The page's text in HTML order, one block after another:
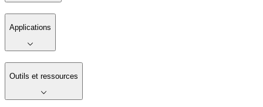
Applications
Outils et ressources